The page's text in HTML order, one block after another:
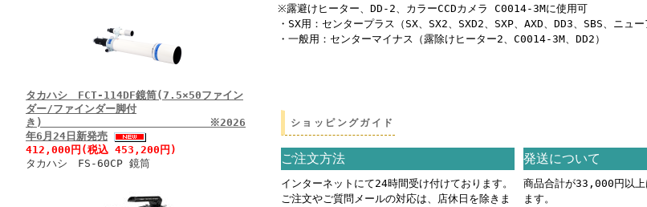
タカハシ FCT-114DF鏡筒(7.5×50ファイン
ダー/ファインダー脚付
き) ※2026
年6月24日新発売
412,000円(税込 453,200円)
タカハシ FS-60CP 鏡筒
※露避けヒーター、DD-2、カラーCCDカメラ C0014-3Mに使用可
・SX用：センタープラス（SX、SX2、SXD2、SXP、AXD、DD3、SBS、ニュー
・一般用：センターマイナス（露除けヒーター2、C0014-3M、DD2）
ショッピングガイド
ご注文方法
インターネットにて24時間受け付けております。
ご注文やご質問メールの対応は、店休日を除きま
発送について
商品合計が33,000円以上
ます。